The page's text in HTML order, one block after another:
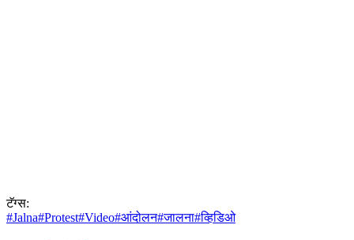
टॅग्स:
#Jalna#Protest#Video#आंदोलन#जालना#व्हिडिओ